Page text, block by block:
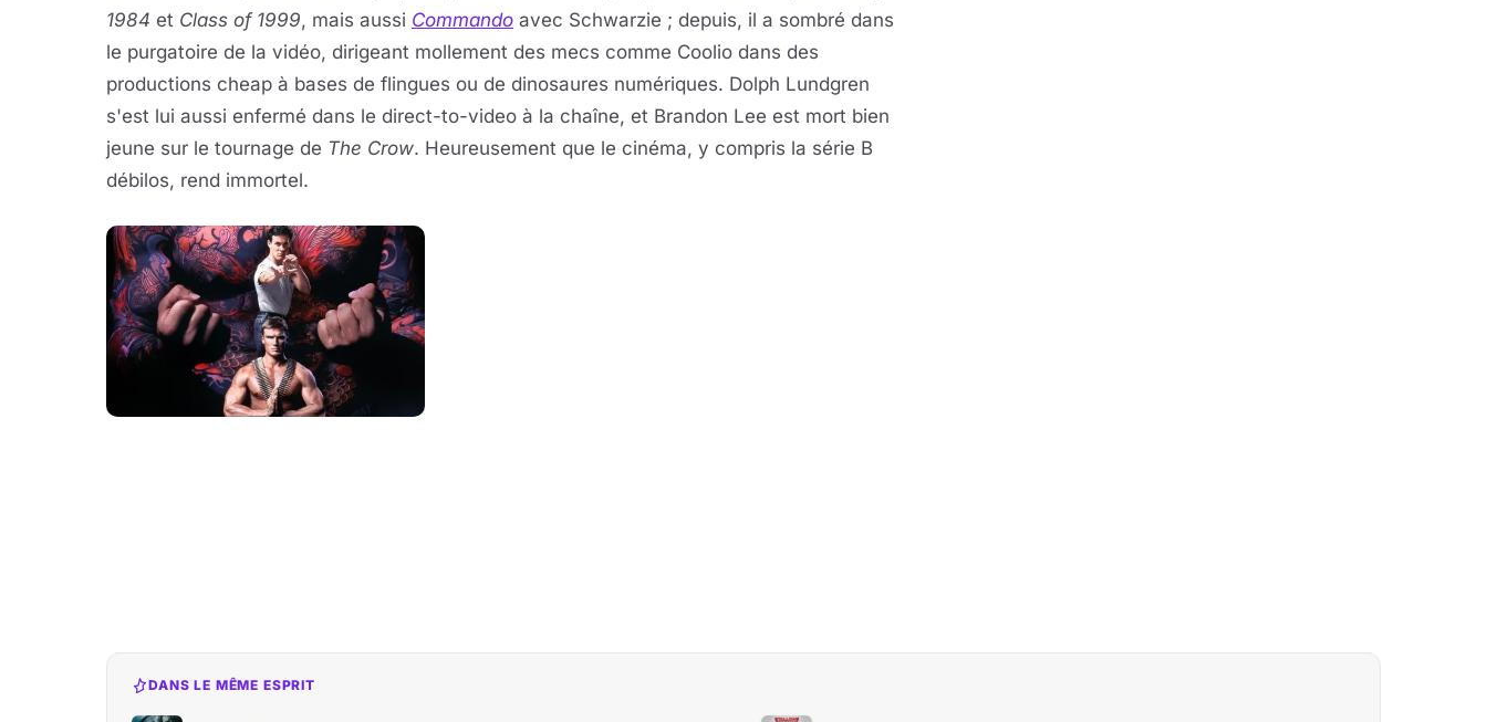
1984 et Class of 1999, mais aussi Commando avec Schwarzie ; depuis, il a sombré dans
le purgatoire de la vidéo, dirigeant mollement des mecs comme Coolio dans des
productions cheap à bases de flingues ou de dinosaures numériques. Dolph Lundgren
s'est lui aussi enfermé dans le direct-to-video à la chaîne, et Brandon Lee est mort bien
jeune sur le tournage de The Crow. Heureusement que le cinéma, y compris la série B
débilos, rend immortel.
DANS LE MÊME ESPRIT